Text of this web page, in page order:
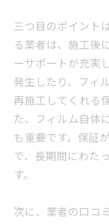
三つ目のポイント
る業者は、施工後
ーサポートが充実
発生したり、フィ
再施工してくれる
た、フィルム自体
も重要です。保証
で、長期間にわた
す。
次に、業者の口コ